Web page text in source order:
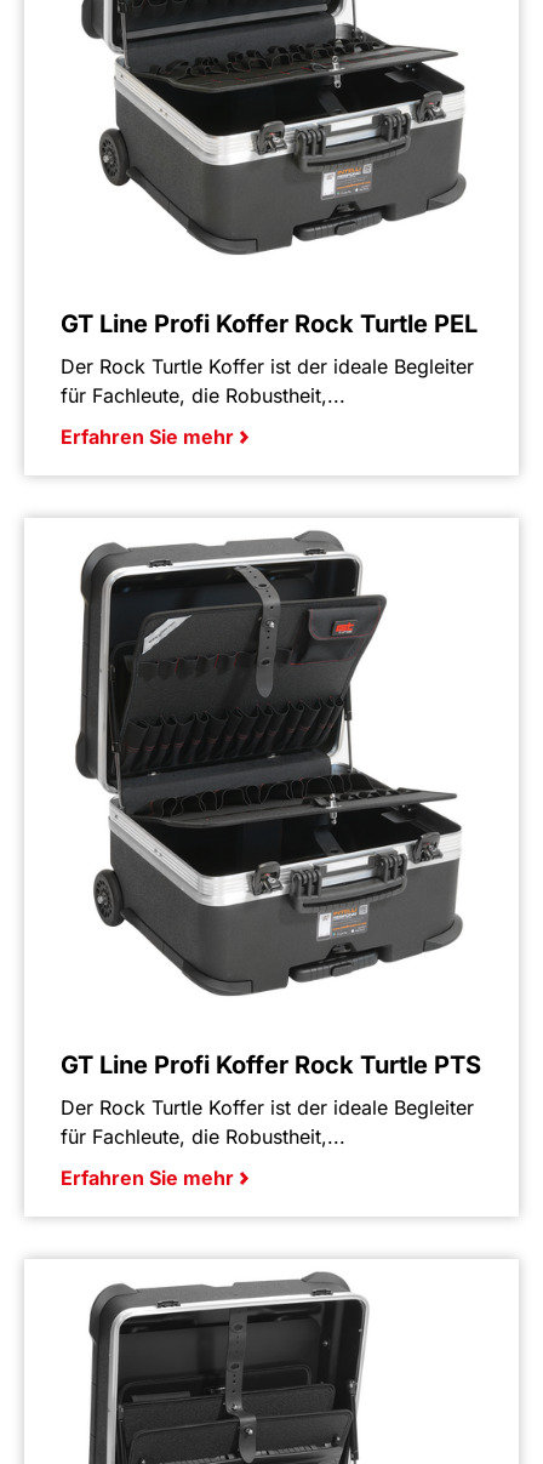
GT Line Profi Koffer Rock Turtle PEL
Der Rock Turtle Koffer ist der ideale Begleiter
für Fachleute, die Robustheit,...
Erfahren Sie mehr
GT Line Profi Koffer Rock Turtle PTS
Der Rock Turtle Koffer ist der ideale Begleiter
für Fachleute, die Robustheit,...
Erfahren Sie mehr